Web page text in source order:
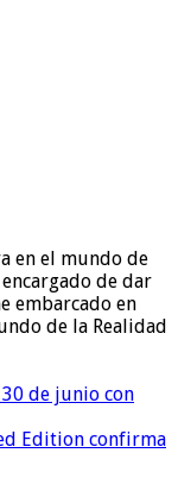
en el mundo de
de dar
embarcado en
de la Realidad
de junio con
Edition confirma